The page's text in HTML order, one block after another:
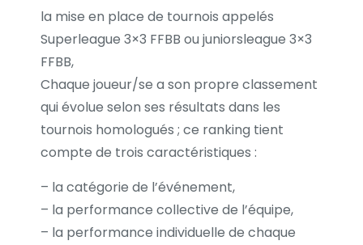
la mise en place de tournois appelés
Superleague 3×3 FFBB ou juniorsleague 3×3
FFBB,
Chaque joueur/se a son propre classement
qui évolue selon ses résultats dans les
tournois homologués ; ce ranking tient
compte de trois caractéristiques :
– la catégorie de l’événement,
– la performance collective de l’équipe,
– la performance individuelle de chaque